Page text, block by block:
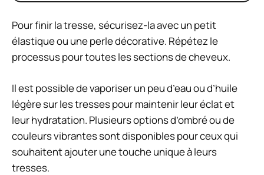
Pour finir la tresse, sécurisez-la avec un petit
élastique ou une perle décorative. Répétez le
processus pour toutes les sections de cheveux.
Il est possible de vaporiser un peu d’eau ou d’huile
légère sur les tresses pour maintenir leur éclat et
leur hydratation. Plusieurs options d’ombré ou de
couleurs vibrantes sont disponibles pour ceux qui
souhaitent ajouter une touche unique à leurs
tresses.